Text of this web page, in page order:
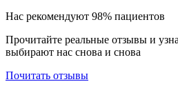
Нас рекомендуют 98% пациентов
Прочитайте реальные отзывы и
выбирают нас снова и снова
Почитать отзывы